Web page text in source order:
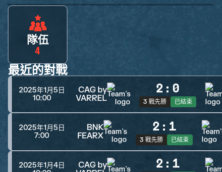
隊伍
4
最近的對戰
2025年1月5日
10:00
CAG by
VARREL
2 : 0
3 戰先勝 已結束
2025年1月5日
7:00
BNK
FEARX
2 : 1
3 戰先勝 已結束
2025年1月4日
CAG by
2 : 1